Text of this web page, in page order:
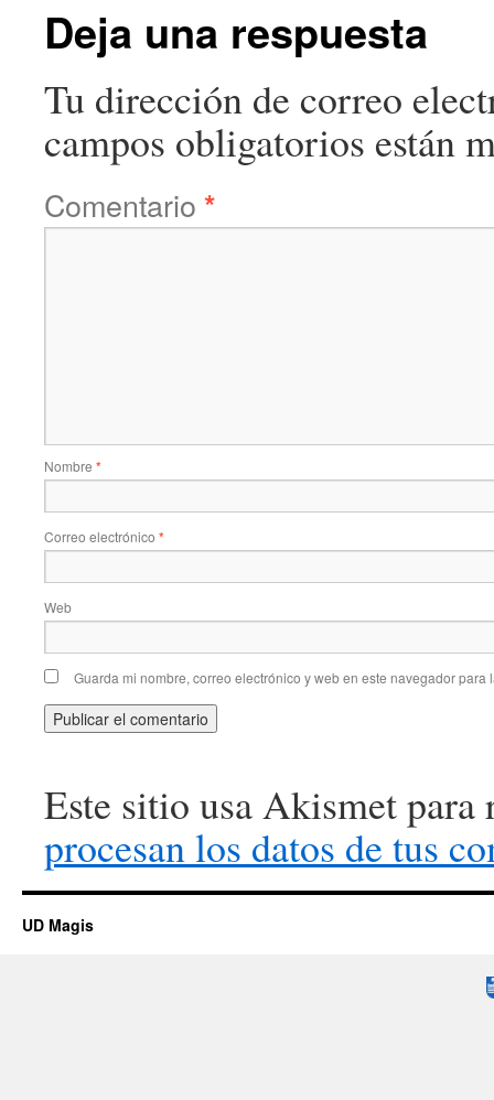
Deja una respuesta
Tu dirección de correo
campos obligatorios están
Comentario *
Nombre *
Correo electrónico *
Web
Guarda mi nombre, correo electrónico y web en este navegador para
Este sitio usa Akismet
procesan los datos de tus
UD Magis